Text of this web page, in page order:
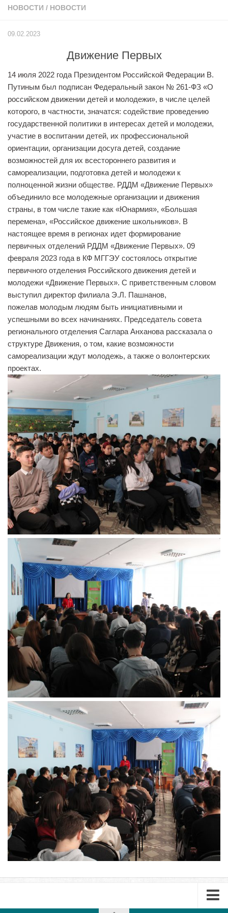
Учёный совет
Контакты РГУ СоцТех
Сведения об образовательной организации
Абитуриенту
Рейтинговые списки
Рекомендованные к зачислению
Приказы о зачислении
Студенту
Личный кабинет
Расписание учебных занятий студентов на 2-ое
полугодие
Коллективные творческие дела
Студенческий совет
Студенческое научное общество
Социальная поддержка студентов
Центр содействия трудоустройству выпускников
Электронное обучение и дистанционные
образовательные технологии
Демонстрационный экзамен
Родителям
Образовательный кредит
Памятка обучающимся
КФ РГУ СоцТех
Педагогические чтения памяти Т.Н. Чедыровой
ПЦК
ДПО
Лицензия
Рабочие программы
Перечень ДПО
Музей КФ РГУ СоцТех
Материалы научно-практических конференций
Наставничество
Нормативные документы
Фото галерея
Наши выпускники
НОКО
ФП “Молодые профессионалы”
Лицензирование-2026
09.02.09 Веб-разработка
09.02.13 Интеграция решений с применением
технологий искусственного интеллекта
НОВОСТИ / НОВОСТИ
09.02.2023
Движение Первых
14 июля 2022 года Президентом Российской Федерации В.
Путиным был подписан Федеральный закон № 261-ФЗ «О
российском движении детей и молодежи», в числе целей
которого, в частности, значатся: содействие проведению
государственной политики в интересах детей и молодежи,
участие в воспитании детей, их профессиональной
ориентации, организации досуга детей, создание
возможностей для их всестороннего развития и
самореализации, подготовка детей и молодежи к
полноценной жизни обществе. РДДМ «Движение Первых»
объединило все молодежные организации и движения
страны, в том числе такие как «Юнармия», «Большая
перемена», «Российское движение школьников». В
настоящее время в регионах идет формирование
первичных отделений РДДМ «Движение Первых». 09
февраля 2023 года в КФ МГГЭУ состоялось открытие
первичного отделения Российского движения детей и
молодежи «Движение Первых». С приветственным словом
выступил директор филиала Э.Л. Пашнанов,
пожелав молодым людям быть инициативными и
успешными во всех начинаниях. Председатель совета
регионального отделения Саглара Анханова рассказала о
структуре Движения, о том, какие возможности
самореализации ждут молодежь, а также о волонтерских
проектах.